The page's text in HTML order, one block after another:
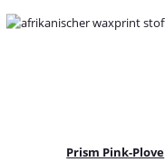
Prism Pink-Plove